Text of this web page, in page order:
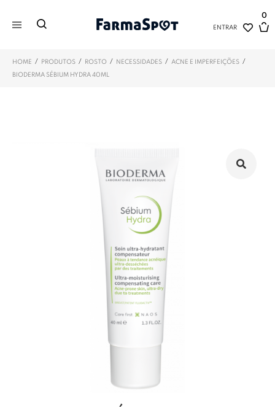
ENTRAR
0
HOME / PRODUTOS / ROSTO / NECESSIDADES / ACNE E IMPERFEIÇÕES /
BIODERMA SÉBIUM HYDRA 40ML